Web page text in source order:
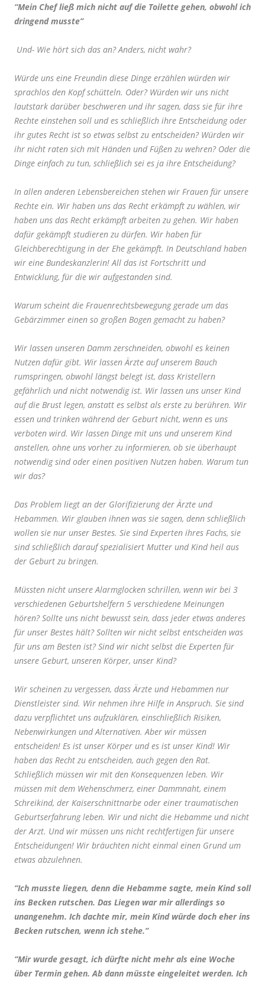
“Mein Chef ließ mich nicht auf die Toilette gehen, obwohl ich
dringend musste”
Und- Wie hört sich das an? Anders, nicht wahr?
Würde uns eine Freundin diese Dinge erzählen würden wir
sprachlos den Kopf schütteln. Oder? Würden wir uns nicht
lautstark darüber beschweren und ihr sagen, dass sie für ihre
Rechte einstehen soll und es schließlich ihre Entscheidung oder
ihr gutes Recht ist so etwas selbst zu entscheiden? Würden wir
ihr nicht raten sich mit Händen und Füßen zu wehren? Oder die
Dinge einfach zu tun, schließlich sei es ja ihre Entscheidung?
In allen anderen Lebensbereichen stehen wir Frauen für unsere
Rechte ein. Wir haben uns das Recht erkämpft zu wählen, wir
haben uns das Recht erkämpft arbeiten zu gehen. Wir haben
dafür gekämpft studieren zu dürfen. Wir haben für
Gleichberechtigung in der Ehe gekämpft. In Deutschland haben
wir eine Bundeskanzlerin! All das ist Fortschritt und
Entwicklung, für die wir aufgestanden sind.
Warum scheint die Frauenrechtsbewegung gerade um das
Gebärzimmer einen so großen Bogen gemacht zu haben?
Wir lassen unseren Damm zerschneiden, obwohl es keinen
Nutzen dafür gibt. Wir lassen Ärzte auf unserem Bauch
rumspringen, obwohl längst belegt ist, dass Kristellern
gefährlich und nicht notwendig ist. Wir lassen uns unser Kind
auf die Brust legen, anstatt es selbst als erste zu berühren. Wir
essen und trinken während der Geburt nicht, wenn es uns
verboten wird. Wir lassen Dinge mit uns und unserem Kind
anstellen, ohne uns vorher zu informieren, ob sie überhaupt
notwendig sind oder einen positiven Nutzen haben. Warum tun
wir das?
Das Problem liegt an der Glorifizierung der Ärzte und
Hebammen. Wir glauben ihnen was sie sagen, denn schließlich
wollen sie nur unser Bestes. Sie sind Experten ihres Fachs, sie
sind schließlich darauf spezialisiert Mutter und Kind heil aus
der Geburt zu bringen.
Müssten nicht unsere Alarmglocken schrillen, wenn wir bei 3
verschiedenen Geburtshelfern 5 verschiedene Meinungen
hören? Sollte uns nicht bewusst sein, dass jeder etwas anderes
für unser Bestes hält? Sollten wir nicht selbst entscheiden was
für uns am Besten ist? Sind wir nicht selbst die Experten für
unsere Geburt, unseren Körper, unser Kind?
Wir scheinen zu vergessen, dass Ärzte und Hebammen nur
Dienstleister sind. Wir nehmen ihre Hilfe in Anspruch. Sie sind
dazu verpflichtet uns aufzuklären, einschließlich Risiken,
Nebenwirkungen und Alternativen. Aber wir müssen
entscheiden! Es ist unser Körper und es ist unser Kind! Wir
haben das Recht zu entscheiden, auch gegen den Rat.
Schließlich müssen wir mit den Konsequenzen leben. Wir
müssen mit dem Wehenschmerz, einer Dammnaht, einem
Schreikind, der Kaiserschnittnarbe oder einer traumatischen
Geburtserfahrung leben. Wir und nicht die Hebamme und nicht
der Arzt. Und wir müssen uns nicht rechtfertigen für unsere
Entscheidungen! Wir bräuchten nicht einmal einen Grund um
etwas abzulehnen.
“Ich musste liegen, denn die Hebamme sagte, mein Kind soll
ins Becken rutschen. Das Liegen war mir allerdings so
unangenehm. Ich dachte mir, mein Kind würde doch eher ins
Becken rutschen, wenn ich stehe.”
“Mir wurde gesagt, ich dürfte nicht mehr als eine Woche
über Termin gehen. Ab dann müsste eingeleitet werden. Ich